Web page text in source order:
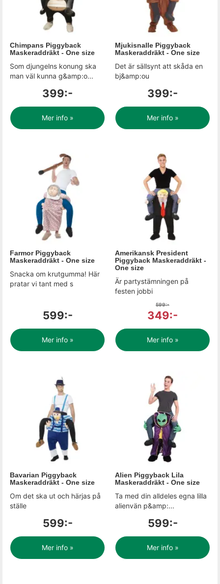
Chimpans Piggyback
Maskeraddräkt - One size
Som djungelns konung ska
man väl kunna g&amp:o...
399:-
Mer info »
Mjukisnalle Piggyback
Maskeraddräkt - One size
Det är sällsynt att skåda en
bj&amp:ou
399:-
Mer info »
Farmor Piggyback
Maskeraddräkt - One size
Snacka om krutgumma! Här
pratar vi tant med s
599:-
Mer info »
Amerikansk President
Piggyback Maskeraddräkt -
One size
Är partystämningen på
festen jobbi
599:-
349:-
Mer info »
Bavarian Piggyback
Maskeraddräkt - One size
Om det ska ut och härjas på
ställe
599:-
Mer info »
Alien Piggyback Lila
Maskeraddräkt - One size
Ta med din alldeles egna lilla
alienvän p&amp:...
599:-
Mer info »